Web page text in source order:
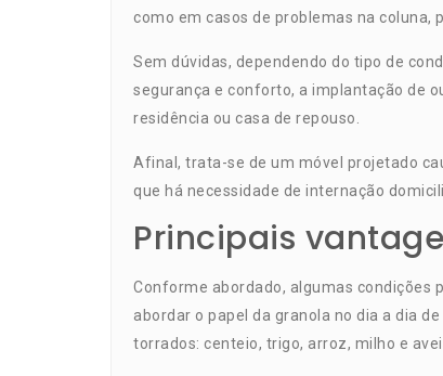
como em casos de problemas na coluna,
Sem dúvidas, dependendo do tipo de
segurança e conforto, a implantação de
residência ou casa de repouso.
Afinal, trata-se de um móvel projetado
que há necessidade de internação
Principais
Conforme abordado, algumas condições
abordar o papel da granola no dia a dia
torrados: centeio, trigo, arroz, milho e